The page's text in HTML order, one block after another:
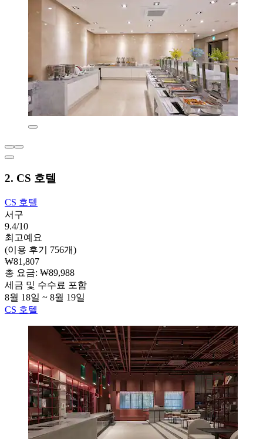
2. CS 호텔
CS 호텔
서구
9.4/10
최고예요
(이용 후기 756개)
₩81,807
총 요금: ₩89,988
세금 및 수수료 포함
8월 18일 ~ 8월 19일
CS 호텔